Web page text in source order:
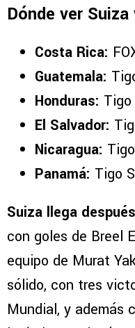
Dónde ver
Costa Rica:
Guatemala:
Honduras: Tigo
El Salvador:
Nicaragua:
Panamá: Tigo
Suiza llega
con goles de Breel
equipo de Murat
sólido, con tres
Mundial, y además